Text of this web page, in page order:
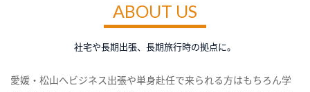
ABOUT US
社宅や長期出張、長期旅行時の拠点に。
愛媛・松山へビジネス出張や単身赴任で来られる方はもちろん学